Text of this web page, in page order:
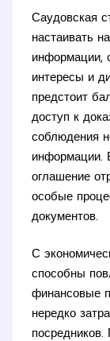
Саудовская
настаивать
информации,
интересы и
предстоит
доступ к
соблюдения
информации.
оглашение
особые
документов.
С
способны
финансовые
нередко